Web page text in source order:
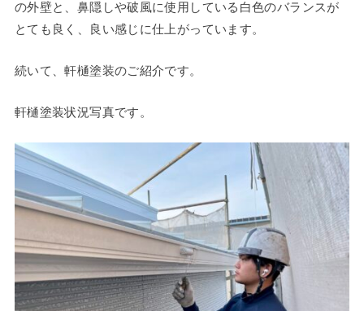
の外壁と、鼻隠しや破風に使用している白色のバランスが
とても良く、良い感じに仕上がっています。
続いて、軒樋塗装のご紹介です。
軒樋塗装状況写真です。